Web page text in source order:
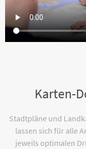
Karten-
Stadtpläne und
lassen sich für alle
jeweils optimalen